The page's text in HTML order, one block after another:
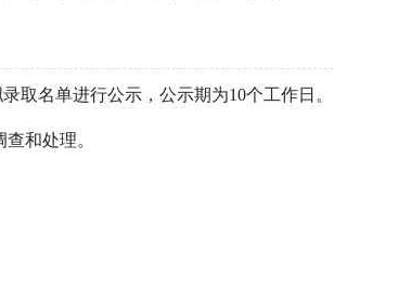
取名单进行公示，公示期为10个工作日。
和处理。